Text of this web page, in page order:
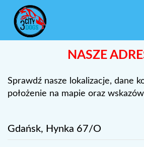
NASZE
Sprawdź nasze lokalizacje, dane
położenie na mapie oraz
Gdańsk, Hynka 67/O